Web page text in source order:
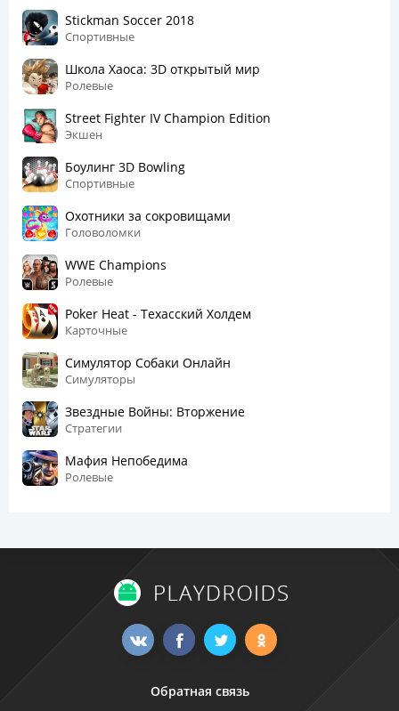
Stickman Soccer 2018
Спортивные
Школа Хаоса: 3D открытый мир
Ролевые
Street Fighter IV Champion Edition
Экшен
Боулинг 3D Bowling
Спортивные
Охотники за сокровищами
Головоломки
WWE Champions
Ролевые
Poker Heat - Техасский Холдем
Карточные
Симулятор Собаки Онлайн
Симуляторы
Звездные Войны: Вторжение
Стратегии
Мафия Непобедима
Ролевые
Обратная связь